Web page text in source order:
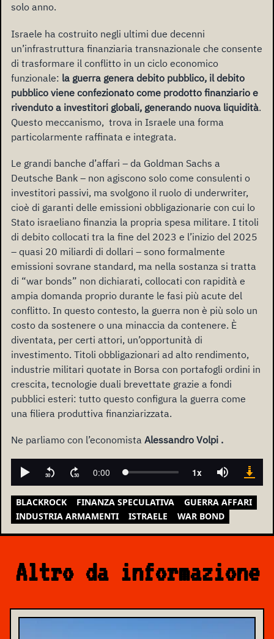
solo anno.
Israele ha costruito negli ultimi due decenni
un’infrastruttura finanziaria transnazionale che consente
di trasformare il conflitto in un ciclo economico
funzionale: la guerra genera debito pubblico, il debito
pubblico viene confezionato come prodotto finanziario e
rivenduto a investitori globali, generando nuova liquidità.
Questo meccanismo, trova in Israele una forma
particolarmente raffinata e integrata.
Le grandi banche d’affari – da Goldman Sachs a
Deutsche Bank – non agiscono solo come consulenti o
investitori passivi, ma svolgono il ruolo di underwriter,
cioè di garanti delle emissioni obbligazionarie con cui lo
Stato israeliano finanzia la propria spesa militare. I titoli
di debito collocati tra la fine del 2023 e l’inizio del 2025
– quasi 20 miliardi di dollari – sono formalmente
emissioni sovrane standard, ma nella sostanza si tratta
di “war bonds” non dichiarati, collocati con rapidità e
ampia domanda proprio durante le fasi più acute del
conflitto. In questo contesto, la guerra non è più solo un
costo da sostenere o una minaccia da contenere. È
diventata, per certi attori, un’opportunità di
investimento. Titoli obbligazionari ad alto rendimento,
industrie militari quotate in Borsa con portafogli ordini in
crescita, tecnologie duali brevettate grazie a fondi
pubblici esteri: tutto questo configura la guerra come
una filiera produttiva finanziarizzata.
Ne parliamo con l’economista Alessandro Volpi .
BLACKROCK FINANZA SPECULATIVA
GUERRA AFFARI
INDUSTRIA ARMAMENTI
ISTRAELE WAR BOND
Altro da informazione